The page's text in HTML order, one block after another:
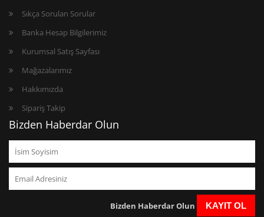
Sıkça Sorulan Sorular
Banka Hesap Bilgilerimiz
Kurumsal Satış Sayfası
Mağazalarımız
Hakkımızda
Sipariş Takip
Bizden Haberdar Olun
Bizden Haberdar Olun KAYIT OL